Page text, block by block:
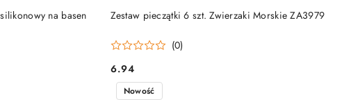
na basen
Zestaw pieczątki 6 szt. Zwierzaki Morskie ZA3979
(0)
Cena:
6.94
DODAJ DO KOSZYKA
Nowość